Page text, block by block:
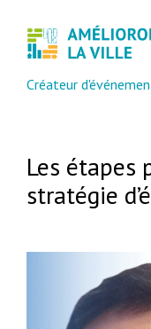
Créateur
Les étapes
stratégie